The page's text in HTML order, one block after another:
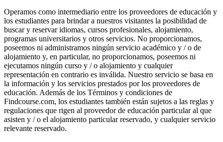
Operamos como intermediario entre los proveedores de educación y
los estudiantes para brindar a nuestros visitantes la posibilidad de
buscar y reservar idiomas, cursos profesionales, alojamiento,
programas universitarios y otros servicios. No proporcionamos,
poseemos ni administramos ningún servicio académico y / o de
alojamiento y, en particular, no proporcionamos, poseemos ni
ejecutamos ningún curso y / o alojamiento y cualquier
representación en contrario es inválida. Nuestro servicio se basa en
la información y los servicios prestados por los proveedores de
educación. Además de los Términos y condiciones de
Findcourse.com, los estudiantes también están sujetos a las reglas y
regulaciones que rigen al proveedor de educación particular al que
asisten y / o el alojamiento particular reservado, y cualquier servicio
relevante reservado.